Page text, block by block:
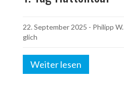
22. September 2025 - Philipp W.
glich
Weiter lesen